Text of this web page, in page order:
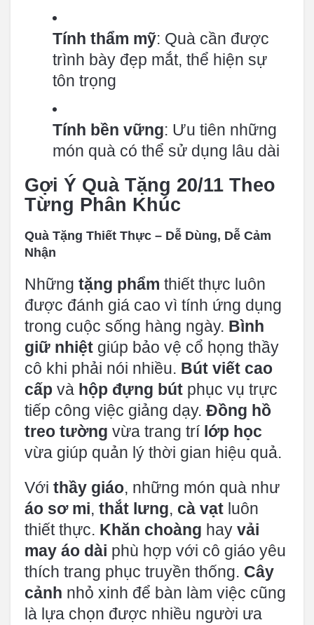
Tính thẩm mỹ: Quà cần được
trình bày đẹp mắt, thể hiện sự
tôn trọng
Tính bền vững: Ưu tiên những
món quà có thể sử dụng lâu dài
Gợi Ý Quà Tặng 20/11 Theo
Từng Phân Khúc
Quà Tặng Thiết Thực – Dễ Dùng, Dễ Cảm
Nhận
Những tặng phẩm thiết thực luôn
được đánh giá cao vì tính ứng dụng
trong cuộc sống hàng ngày. Bình
giữ nhiệt giúp bảo vệ cổ họng thầy
cô khi phải nói nhiều. Bút viết cao
cấp và hộp đựng bút phục vụ trực
tiếp công việc giảng dạy. Đồng hồ
treo tường vừa trang trí lớp học
vừa giúp quản lý thời gian hiệu quả.
Với thầy giáo, những món quà như
áo sơ mi, thắt lưng, cà vạt luôn
thiết thực. Khăn choàng hay vải
may áo dài phù hợp với cô giáo yêu
thích trang phục truyền thống. Cây
cảnh nhỏ xinh để bàn làm việc cũng
là lựa chọn được nhiều người ưa